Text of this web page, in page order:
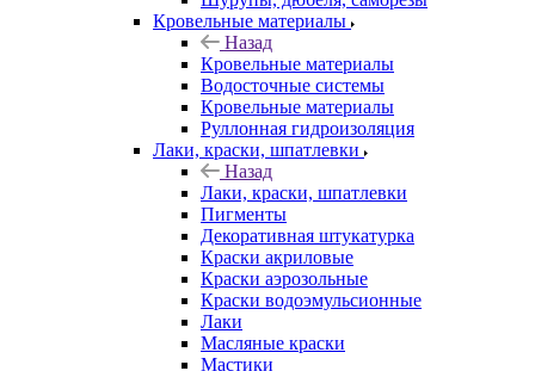
Кровельные материалы
Назад
Кровельные материалы
Водосточные системы
Кровельные материалы
Руллонная гидроизоляция
Лаки, краски, шпатлевки
Назад
Лаки, краски, шпатлевки
Пигменты
Декоративная штукатурка
Краски акриловые
Краски аэрозольные
Краски водоэмульсионные
Лаки
Масляные краски
Мастики